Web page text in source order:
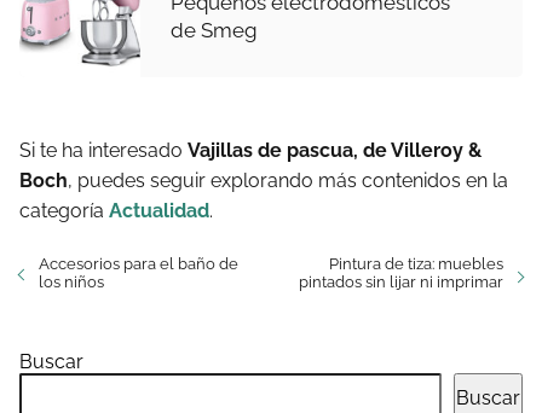
de Smeg
Si te ha interesado Vajillas de pascua, de Villeroy &
Boch, puedes seguir explorando más contenidos en la
categoría Actualidad.
Accesorios para el baño de
los niños
Pintura de tiza: muebles
pintados sin lijar ni imprimar
Buscar
Buscar